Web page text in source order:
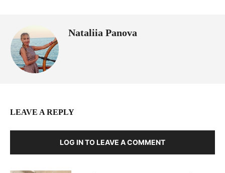
Nataliia Panova
LEAVE A REPLY
LOG IN TO LEAVE A COMMENT